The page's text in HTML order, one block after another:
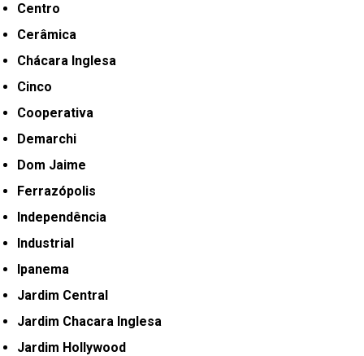
Centro
Cerâmica
Chácara Inglesa
Cinco
Cooperativa
Demarchi
Dom Jaime
Ferrazópolis
Independência
Industrial
Ipanema
Jardim Central
Jardim Chacara Inglesa
Jardim Hollywood